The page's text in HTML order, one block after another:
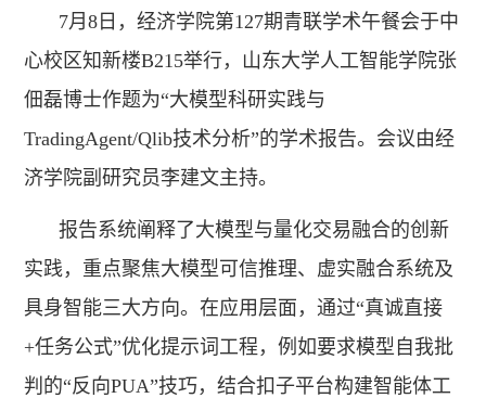
7月8日，经济学院第127期青联学术午餐会于中
心校区知新楼B215举行，山东大学人工智能学院张
佃磊博士作题为“大模型科研实践与
TradingAgent/Qlib技术分析”的学术报告。会议由经
济学院副研究员李建文主持。
报告系统阐释了大模型与量化交易融合的创新
实践，重点聚焦大模型可信推理、虚实融合系统及
具身智能三大方向。在应用层面，通过“真诚直接
+任务公式”优化提示词工程，例如要求模型自我批
判的“反向PUA”技巧，结合扣子平台构建智能体工